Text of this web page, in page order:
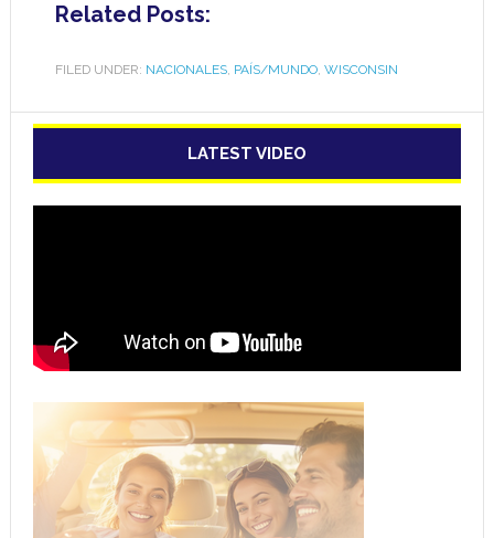
Related Posts:
FILED UNDER: NACIONALES, PAÍS/MUNDO, WISCONSIN
LATEST VIDEO